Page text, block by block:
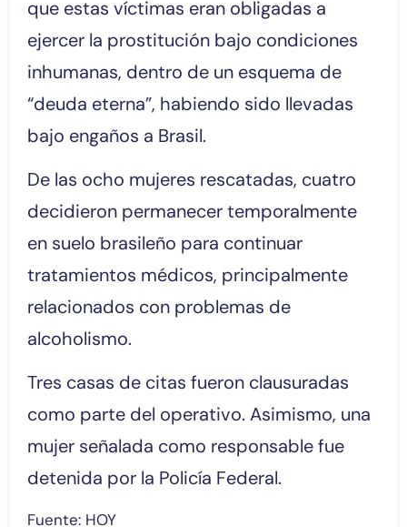
que estas víctimas eran obligadas a
ejercer la prostitución bajo condiciones
inhumanas, dentro de un esquema de
“deuda eterna”, habiendo sido llevadas
bajo engaños a Brasil.
De las ocho mujeres rescatadas, cuatro
decidieron permanecer temporalmente
en suelo brasileño para continuar
tratamientos médicos, principalmente
relacionados con problemas de
alcoholismo.
Tres casas de citas fueron clausuradas
como parte del operativo. Asimismo, una
mujer señalada como responsable fue
detenida por la Policía Federal.
Fuente: HOY